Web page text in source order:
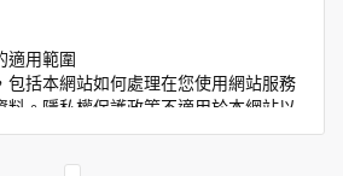
適用範圍
包括本網站如何處理在您使用網站服務
料。隱私權保護政策不適用於本網站以
不適用於非本網站所委託或參與管理的